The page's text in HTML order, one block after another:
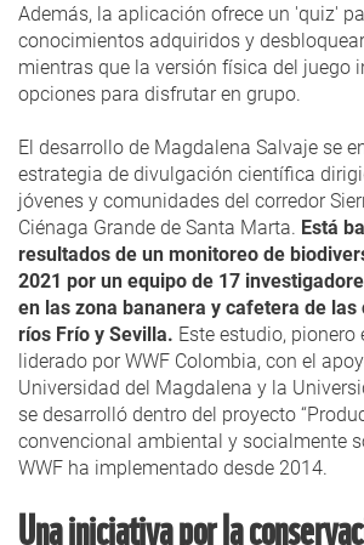
Además, la aplicación ofrece un 'quiz'
conocimientos adquiridos y
mientras que la versión física del juego
opciones para disfrutar en grupo.
El desarrollo de Magdalena Salvaje se
estrategia de divulgación científica
jóvenes y comunidades del corredor
Ciénaga Grande de Santa Marta. Está
resultados de un monitoreo de
2021 por un equipo de 17
en las zona bananera y cafetera de las
ríos Frío y Sevilla. Este estudio, pionero
liderado por WWF Colombia, con el
Universidad del Magdalena y la
se desarrolló dentro del proyecto
convencional ambiental y socialmente
WWF ha implementado desde 2014.
Una iniciativa por la